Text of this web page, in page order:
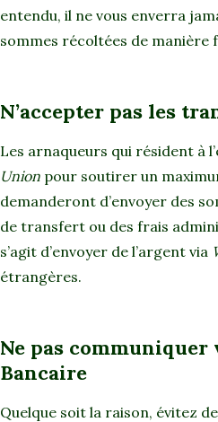
entendu, il ne vous enverra
sommes récoltées de manière
N’accepter pas les
Les arnaqueurs qui résident à
Union pour soutirer un
demanderont d’envoyer des
de transfert ou des frais
s’agit d’envoyer de l’argent via
étrangères.
Ne pas
Bancaire
Quelque soit la raison, évitez